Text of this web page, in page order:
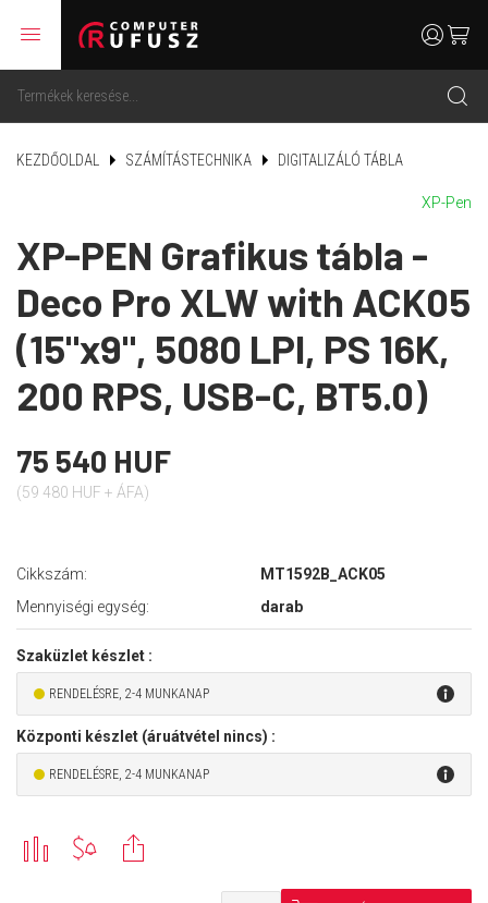
menu
search
usercart
KEZDŐOLDAL SZÁMÍTÁSTECHNIKA DIGITALIZÁLÓ TÁBLA
XP-Pen
XP-PEN Grafikus tábla -
Deco Pro XLW with ACK05
(15"x9", 5080 LPI, PS 16K,
200 RPS, USB-C, BT5.0)
75 540 HUF
(59 480 HUF + ÁFA)
Cikkszám:
MT1592B_ACK05
Mennyiségi egység:
darab
Szaküzlet készlet :
RENDELÉSRE, 2-4 MUNKANAP
Központi készlet (áruátvétel nincs) :
RENDELÉSRE, 2-4 MUNKANAP